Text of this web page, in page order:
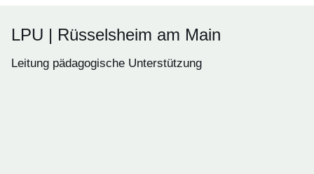
LPU | Rüsselsheim am Main
Leitung pädagogische Unterstützung